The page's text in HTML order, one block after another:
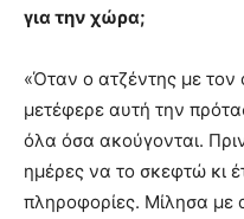
για την χώρα;
«Όταν ο ατζέντης με τον
μετέφερε αυτή την
όλα όσα ακούγονται.
ημέρες να το σκεφτώ κι
πληροφορίες. Μίλησα